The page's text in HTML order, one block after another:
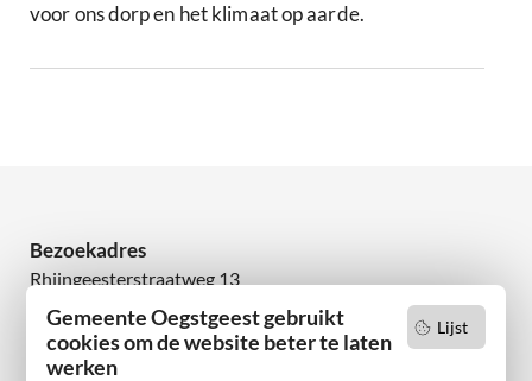
Lijst
Gemeente Oegstgeest gebruikt
cookies om de website beter te laten
werken
voor ons dorp en het klimaat op aarde.
Bezoekadres
Rhijngeesterstraatweg 13
2342 AN Oegstgeest
Wilt u niets missen?